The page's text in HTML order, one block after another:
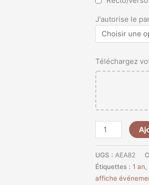
J'autorise le
Téléchargez
UGS : AEA82
Étiquettes :1 an,
affiche